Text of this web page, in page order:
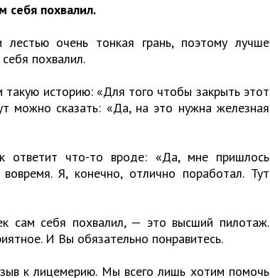
себя похвалил.
очень тонкая грань, поэтому лучше
похвалил.
историю: «Для того чтобы закрыть этот
можно сказать: «Да, на это нужна железная
ответит что-то вроде: «Да, мне пришлось
Я, конечно, отлично поработал. Тут
сам себя похвалил, — это высший пилотаж.
И Вы обязательно понравитесь.
к лицемерию. Мы всего лишь хотим помочь